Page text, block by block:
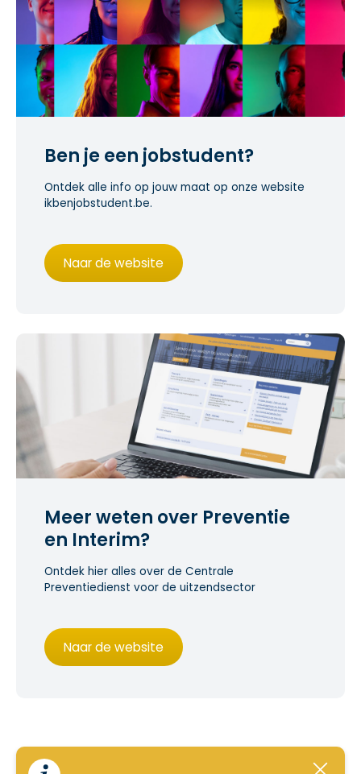
Ben je een jobstudent?
Ontdek alle info op jouw maat op onze website
ikbenjobstudent.be.
Naar de website
Meer weten over Preventie
en Interim?
Ontdek hier alles over de Centrale
Preventiedienst voor de uitzendsector
Naar de website